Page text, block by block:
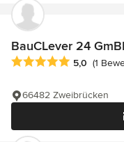
BauCLever 24
Durchschnittliche
5,0 (1
66482 Zweibrücken